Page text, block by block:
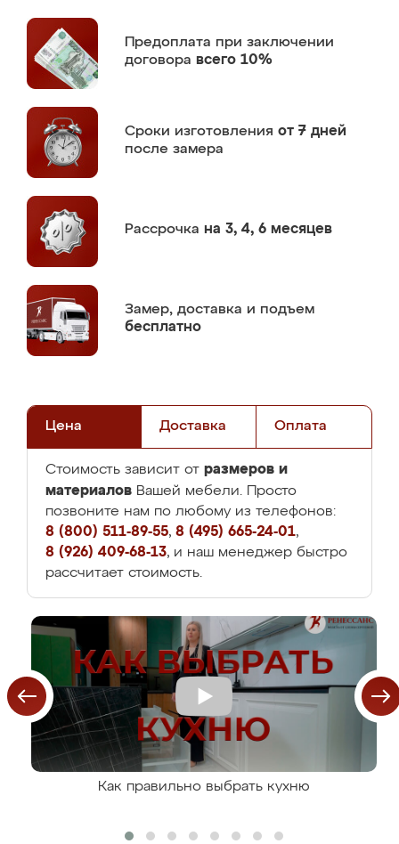
Предоплата при заключении
договора всего 10%
Сроки изготовления от 7 дней
после замера
Рассрочка на 3, 4, 6 месяцев
Замер, доставка и подъем
бесплатно
Цена Доставка Оплата
Стоимость зависит от размеров и
материалов Вашей мебели. Просто
позвоните нам по любому из телефонов:
8 (800) 511-89-55, 8 (495) 665-24-01,
8 (926) 409-68-13, и наш менеджер быстро
рассчитает стоимость.
Как правильно выбрать кухню